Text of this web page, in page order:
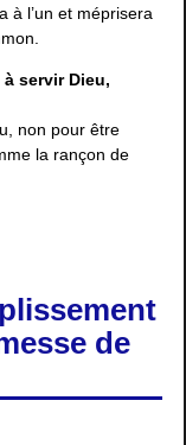
à l’un et méprisera
servir Dieu,
non pour être
la rançon de
de